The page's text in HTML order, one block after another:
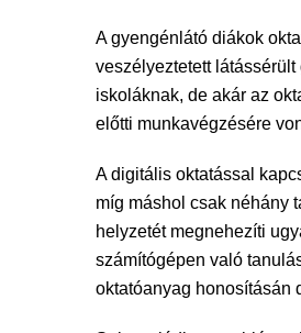
A gyengénlátó diákok
veszélyeztetett
iskoláknak, de akár az
előtti munkavégzésére
A digitális oktatással
míg máshol csak néhány
helyzetét megnehezíti
számítógépen való
oktatóanyag honosításán